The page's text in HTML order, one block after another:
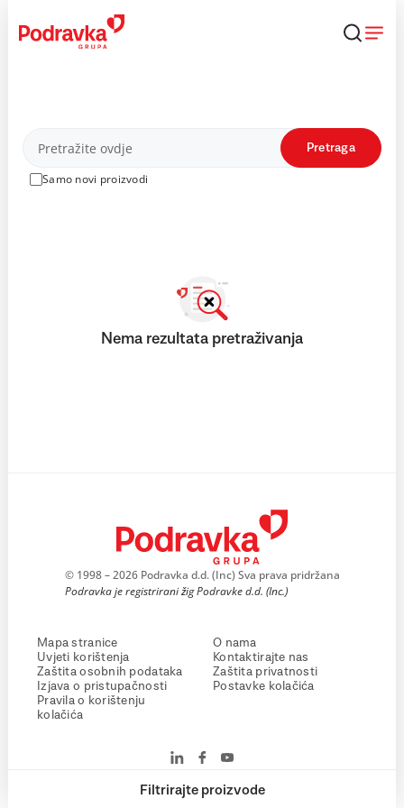
content
Proizvodi
Samo novi proizvodi
Pretraga
Filtrirajte proizvode
Nema rezultata pretraživanja
© 1998 – 2026 Podravka d.d. (Inc) Sva prava pridržana
Podravka je registrirani žig Podravke d.d. (Inc.)
Mapa stranice
Uvjeti korištenja
Zaštita osobnih podataka
Izjava o pristupačnosti
Pravila o korištenju
kolačića
O nama
Kontaktirajte nas
Zaštita privatnosti
Postavke kolačića